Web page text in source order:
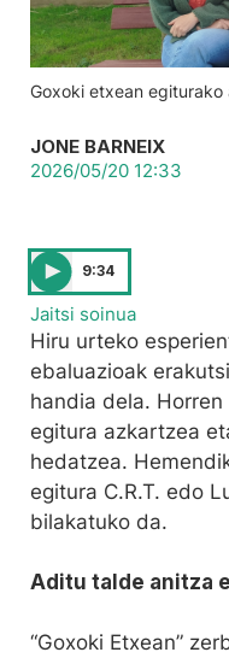
Goxoki etxean egiturako
JONE BARNEIX
2026/05/20 12:33
9:34
Jaitsi soinua
Hiru urteko
ebaluazioak
handia dela.
egitura azkartzea
hedatzea.
egitura C.R.T. edo
bilakatuko da.
Aditu talde anitza
“Goxoki Etxean”